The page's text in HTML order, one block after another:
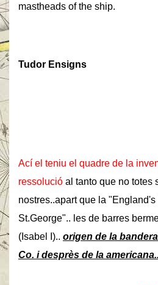
mastheads of the ship.
Tudor Ensigns
Ací el teniu el quadre de la
ressolució al tanto que no totes
nostres..apart que la
St.George".. les de barres
(Isabel I).. origen de la
Co. i desprès de la americana..